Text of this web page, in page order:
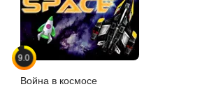
9.0
Война в космосе